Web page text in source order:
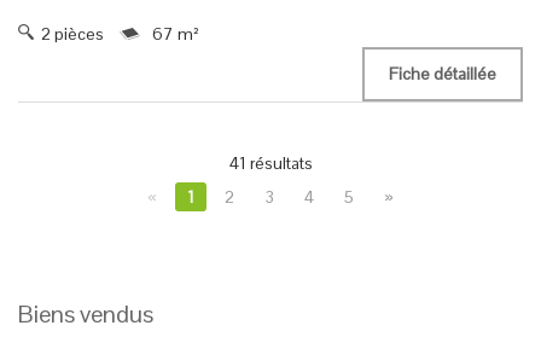
2 pièces
67 m²
Fiche détaillée
41 résultats
«
1 2 3 4 5 »
Biens vendus